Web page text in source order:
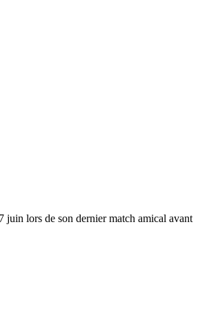
lors de son dernier match amical avant